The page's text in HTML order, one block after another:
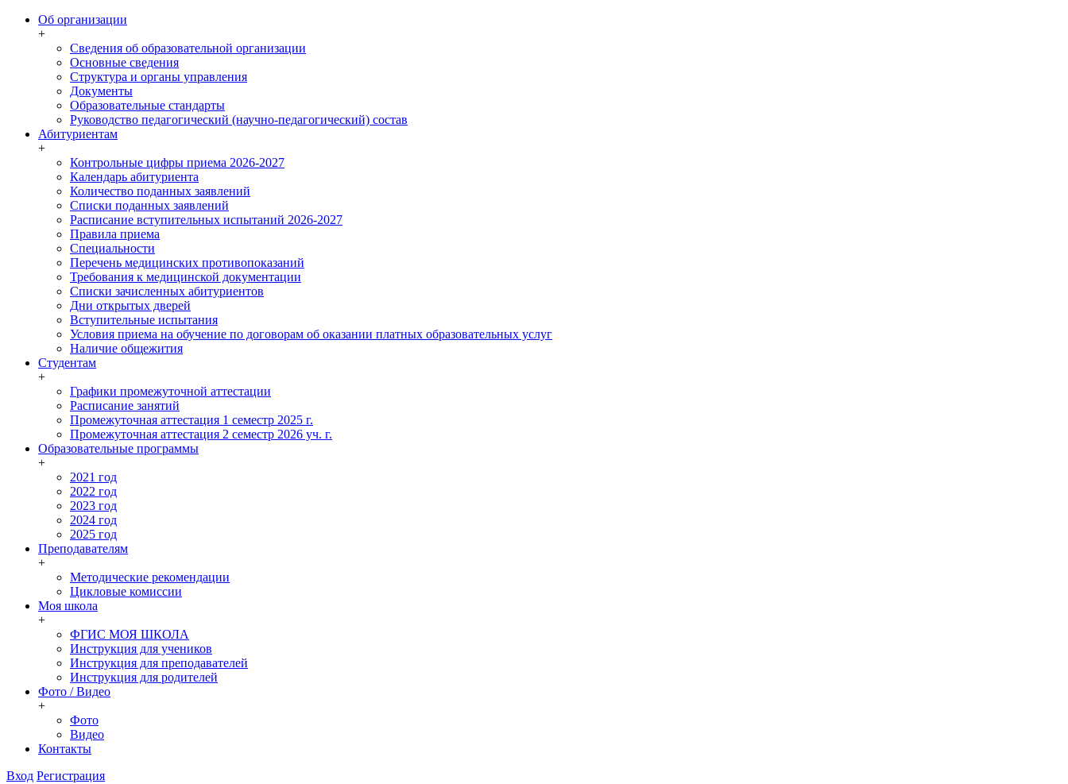
Об организации
+
Сведения об образовательной организации
Основные сведения
Структура и органы управления
Документы
Образовательные стандарты
Руководство педагогический (научно-педагогический) состав
Абитуриентам
+
Контрольные цифры приема 2026-2027
Календарь абитуриента
Количество поданных заявлений
Списки поданных заявлений
Расписание вступительных испытаний 2026-2027
Правила приема
Специальности
Перечень медицинских противопоказаний
Требования к медицинской документации
Списки зачисленных абитуриентов
Дни открытых дверей
Вступительные испытания
Условия приема на обучение по договорам об оказании платных образовательных услуг
Наличие общежития
Студентам
+
Графики промежуточной аттестации
Расписание занятий
Промежуточная аттестация 1 семестр 2025 г.
Промежуточная аттестация 2 семестр 2026 уч. г.
Образовательные программы
+
2021 год
2022 год
2023 год
2024 год
2025 год
Преподавателям
+
Методические рекомендации
Цикловые комиссии
Моя школа
+
ФГИС МОЯ ШКОЛА
Инструкция для учеников
Инструкция для преподавателей
Инструкция для родителей
Фото / Видео
+
Фото
Видео
Контакты
Вход Регистрация